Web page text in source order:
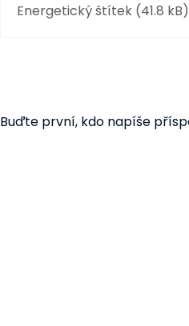
Energetický štítek (41.8 kB)
Buďte první, kdo napíše